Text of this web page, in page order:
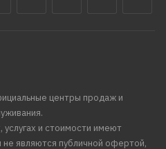
центры продаж и
и стоимости имеют
являются публичной офертой,